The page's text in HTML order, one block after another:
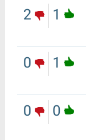
1
2
1
0
0
0